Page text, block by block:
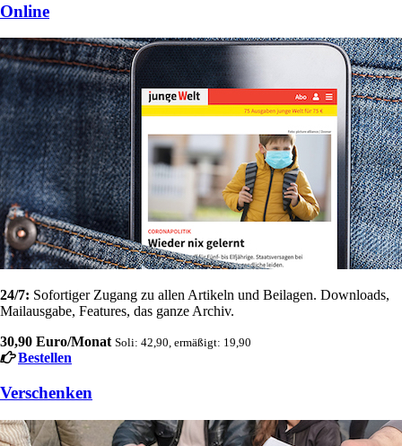
Online
24/7: Sofortiger Zugang zu allen Artikeln und Beilagen. Downloads,
Mailausgabe, Features, das ganze Archiv.
30,90 Euro/Monat Soli: 42,90, ermäßigt: 19,90
Bestellen
Verschenken